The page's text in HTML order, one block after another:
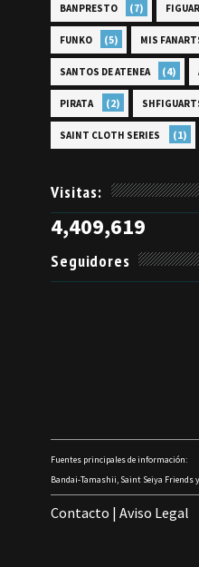
BANPRESTO (7)
FUNKO (5) MIS
SANTOS DE ATENEA (4)
PIRATA (2)
SAINT CLOTH SERIES (1)
Visitas:
4,409,619
Seguidores
Fuentes principales de información:
Bandai-Tamashii, Saint Seiya Friends
Contacto |Aviso Legal